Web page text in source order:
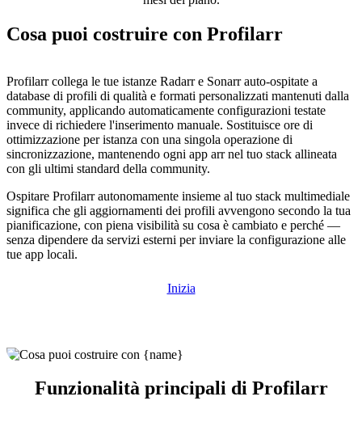
Cosa puoi costruire con Profilarr
Profilarr collega le tue istanze Radarr e Sonarr auto-ospitate a
database di profili di qualità e formati personalizzati mantenuti dalla
community, applicando automaticamente configurazioni testate
invece di richiedere l'inserimento manuale. Sostituisce ore di
ottimizzazione per istanza con una singola operazione di
sincronizzazione, mantenendo ogni app arr nel tuo stack allineata
con gli ultimi standard della community.
Ospitare Profilarr autonomamente insieme al tuo stack multimediale
significa che gli aggiornamenti dei profili avvengono secondo la tua
pianificazione, con piena visibilità su cosa è cambiato e perché —
senza dipendere da servizi esterni per inviare la configurazione alle
tue app locali.
Inizia
Funzionalità principali di Profilarr